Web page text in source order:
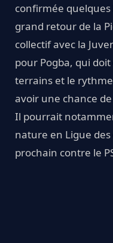
confirmée
grand retour de la
collectif avec la
pour Pogba, qui
terrains et le
avoir une chance
Il pourrait
nature en Ligue
prochain contre le